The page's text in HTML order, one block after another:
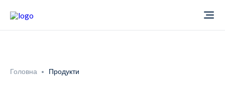
Новини
Головна Продукти